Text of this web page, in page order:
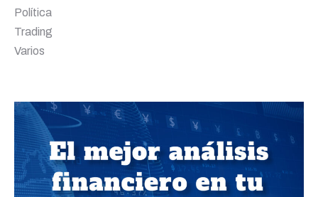
Política
Trading
Varios